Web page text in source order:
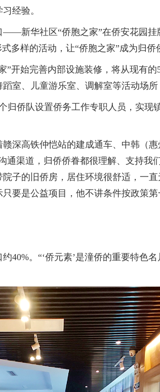
经验。
华社区“侨胞之家”在侨安花园挂
样的活动，让“侨胞之家”成为归侨
始完善内部设施装修，将从现有的
室、儿童游乐室、调解室等活动场所
侨队设置侨务工作专职人员，实现
高铁仲恺站的建成通车、中韩（惠
渠道，归侨侨眷都很理解、支持我
子的旧侨房，居住环境很舒适，一
要是公益项目，他不讲条件按政策第
。“‘侨元素’是潼侨的重要特色